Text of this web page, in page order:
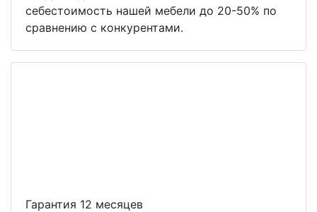
себестоимость нашей мебели до 20-50% по
сравнению с конкурентами.
Гарантия 12 месяцев